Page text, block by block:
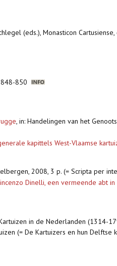
(eds.), Monasticon
850
, in: Handelingen van het
kapittels West-Vlaamse
2008, 3 p. (= Scripta per
Dinelli, een vermeende abt
in de Nederlanden (1314-
(= De Kartuizers en hun Delftse